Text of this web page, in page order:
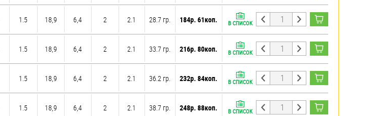
1.5 18,9 6,4 2 2.1 28.7 гр. 184р. 61коп. В СПИСОК
1.5 18,9 6,4 2 2.1 33.7 гр. 216р. 80коп. В СПИСОК
1.5 18,9 6,4 2 2.1 36.2 гр. 232р. 84коп. В СПИСОК
1.5 18,9 6,4 2 2.1 38.7 гр. 248р. 88коп. В СПИСОК